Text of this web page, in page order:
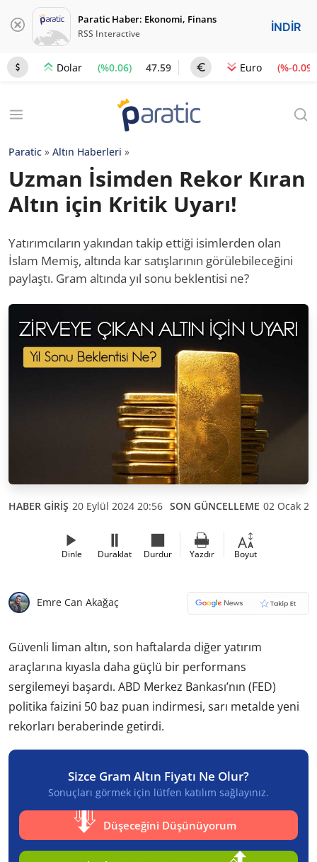
Paratic Haber: Ekonomi, Finans
RSS Interactive İNDİR
Dolar (%0.06) 47.59 Euro (%-0.09)
Paratic » Altın Haberleri »
Uzman İsimden Rekor Kıran
Altın için Kritik Uyarı!
Yatırımcıların yakından takip ettiği isimlerden olan
İslam Memiş, altında kar satışlarının görülebileceğini
paylaştı. Gram altında yıl sonu beklentisi ne?
HABER GİRİŞ 20 Eylül 2024 20:56 SON GÜNCELLEME 02 Ocak
Dinle Duraklat Durdur Yazdır Boyut
Emre Can Akağaç
Güvenli liman altın, son haftalarda diğer yatırım
araçlarına kıyasla daha güçlü bir performans
sergilemeyi başardı. ABD Merkez Bankası’nın (FED)
politika faizini 50 baz puan indirmesi, sarı metalde yeni
rekorları beraberinde getirdi.
Sizce Gram Altın Fiyatı Ne Olur?
Sonuçları görmek için lütfen katılım sağlayınız.
Düşeceğini Düşünüyorum